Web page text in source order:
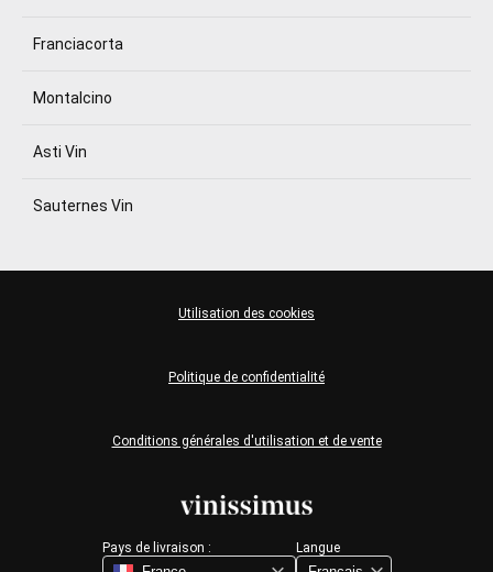
Franciacorta
Montalcino
Asti Vin
Sauternes Vin
Pays de livraison : Langue
Conditions générales d'utilisation et de vente
Politique de confidentialité
Utilisation des cookies